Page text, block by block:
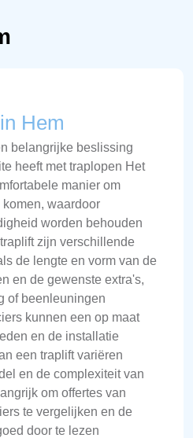
Hem
belangrijke beslissing
heeft met traplopen Het
manier om
waardoor
worden behouden
zijn verschillende
de lengte en vorm van de
en de gewenste extra's,
of beenleuningen
kunnen een op maat
en de installatie
een traplift variëren
en de complexiteit van
om offertes van
te vergelijken en de
door te lezen